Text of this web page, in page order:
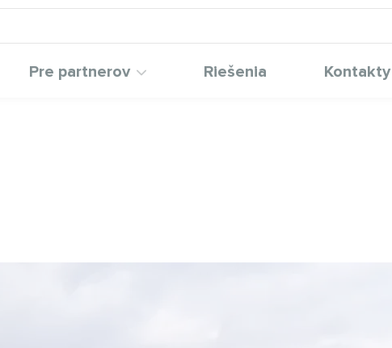
Pre partnerov Riešenia Kontakty